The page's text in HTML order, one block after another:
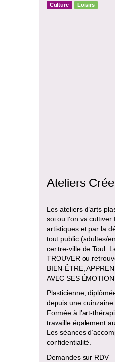
Culture Loisirs
Ateliers
Les ateliers d’arts
soi où l’on va cultiver
artistiques et par la
tout public (adultes/
centre-ville de Toul.
TROUVER ou
BIEN-ÊTRE,
AVEC SES
Plasticienne,
depuis une quinzaine
Formée à l’art-
travaille également
Les séances
confidentialité.
Demandes sur RDV